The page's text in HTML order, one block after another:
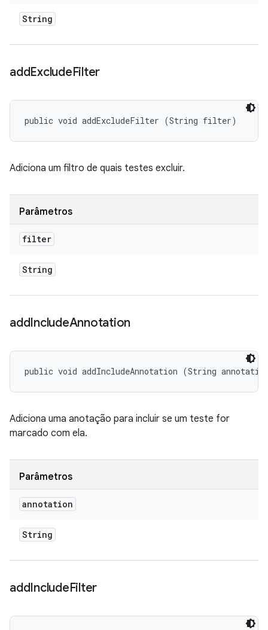
String
addExcludeFilter
public void addExcludeFilter (String filter)
Adiciona um filtro de quais testes excluir.
Parâmetros
filter
String
addIncludeAnnotation
public void addIncludeAnnotation (String
Adiciona uma anotação para incluir se um teste for
marcado com ela.
Parâmetros
annotation
String
addIncludeFilter